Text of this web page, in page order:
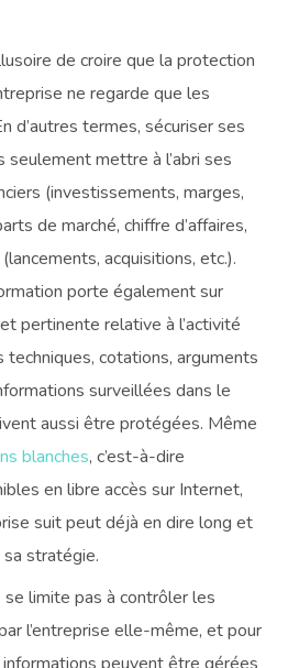
de croire que la protection
ne regarde que les
d’autres termes, sécuriser ses
seulement mettre à l’abri ses
(investissements, marges,
de marché, chiffre d’affaires,
acquisitions, etc.).
porte également sur
pertinente relative à l’activité
techniques, cotations, arguments
surveillées dans le
aussi être protégées. Même
blanches, c’est-à-dire
en libre accès sur Internet,
suit peut déjà en dire long et
stratégie.
limite pas à contrôler les
l’entreprise elle-même, et pour